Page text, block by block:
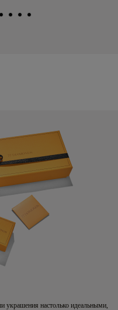
украшения настолько идеальными,